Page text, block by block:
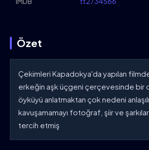
Özet
Çekimleri Kapadokya'da yapılan
erkeğin aşk üçgeni çerçevesinde bir
öyküyü anlatmaktan çok nedeni
kavuşamamayı fotoğraf, şiir ve
tercih etmiş